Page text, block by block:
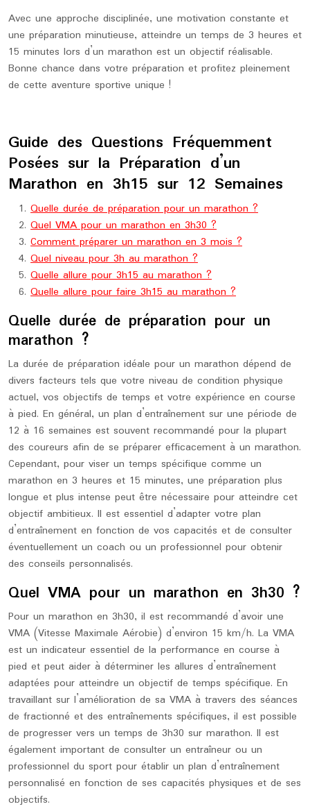
Avec une approche disciplinée, une motivation constante et
une préparation minutieuse, atteindre un temps de 3 heures et
15 minutes lors d’un marathon est un objectif réalisable.
Bonne chance dans votre préparation et profitez pleinement
de cette aventure sportive unique !
Guide des Questions Fréquemment
Posées sur la Préparation d’un
Marathon en 3h15 sur 12 Semaines
Quelle durée de préparation pour un marathon ?
Quel VMA pour un marathon en 3h30 ?
Comment préparer un marathon en 3 mois ?
Quel niveau pour 3h au marathon ?
Quelle allure pour 3h15 au marathon ?
Quelle allure pour faire 3h15 au marathon ?
Quelle durée de préparation pour un
marathon ?
La durée de préparation idéale pour un marathon dépend de
divers facteurs tels que votre niveau de condition physique
actuel, vos objectifs de temps et votre expérience en course
à pied. En général, un plan d’entraînement sur une période de
12 à 16 semaines est souvent recommandé pour la plupart
des coureurs afin de se préparer efficacement à un marathon.
Cependant, pour viser un temps spécifique comme un
marathon en 3 heures et 15 minutes, une préparation plus
longue et plus intense peut être nécessaire pour atteindre cet
objectif ambitieux. Il est essentiel d’adapter votre plan
d’entraînement en fonction de vos capacités et de consulter
éventuellement un coach ou un professionnel pour obtenir
des conseils personnalisés.
Quel VMA pour un marathon en 3h30 ?
Pour un marathon en 3h30, il est recommandé d’avoir une
VMA (Vitesse Maximale Aérobie) d’environ 15 km/h. La VMA
est un indicateur essentiel de la performance en course à
pied et peut aider à déterminer les allures d’entraînement
adaptées pour atteindre un objectif de temps spécifique. En
travaillant sur l’amélioration de sa VMA à travers des séances
de fractionné et des entraînements spécifiques, il est possible
de progresser vers un temps de 3h30 sur marathon. Il est
également important de consulter un entraîneur ou un
professionnel du sport pour établir un plan d’entraînement
personnalisé en fonction de ses capacités physiques et de ses
objectifs.